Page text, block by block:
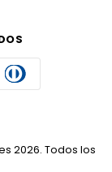
2026. Todos los